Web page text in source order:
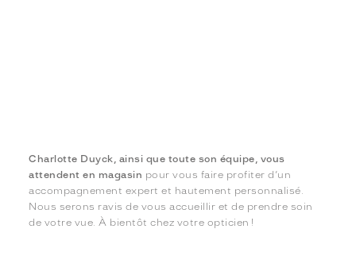
Charlotte Duyck, ainsi que toute son équipe, vous
attendent en magasin pour vous faire profiter d’un
accompagnement expert et hautement personnalisé.
Nous serons ravis de vous accueillir et de prendre soin
de votre vue. À bientôt chez votre opticien !